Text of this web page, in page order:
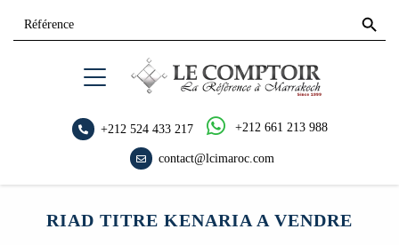
+212 524 433 217 +212 661 213 988
contact@lcimaroc.com
for:
Search
Button
RIAD TITRE KENARIA A VENDRE